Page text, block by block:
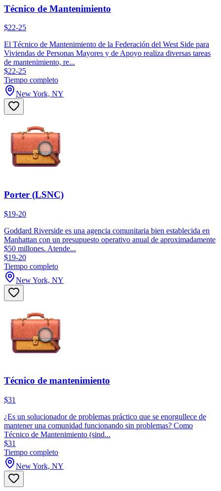
Técnico de Mantenimiento
$22-25
El Técnico de Mantenimiento de la Federación del West Side para
Viviendas de Personas Mayores y de Apoyo realiza diversas tareas
de mantenimiento, re...
$22-25
Tiempo completo
New York, NY
Porter (LSNC)
$19-20
Goddard Riverside es una agencia comunitaria bien establecida en
Manhattan con un presupuesto operativo anual de aproximadamente
$50 millones. Atende...
$19-20
Tiempo completo
New York, NY
Técnico de mantenimiento
$31
¿Es un solucionador de problemas práctico que se enorgullece de
mantener una comunidad funcionando sin problemas? Como
Técnico de Mantenimiento (sind...
$31
Tiempo completo
New York, NY